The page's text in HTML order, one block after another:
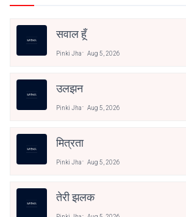
सवाल हूँ
Pinki Jha Aug 5, 2026
उलझन
Pinki Jha Aug 5, 2026
मित्रता
Pinki Jha Aug 5, 2026
तेरी झलक